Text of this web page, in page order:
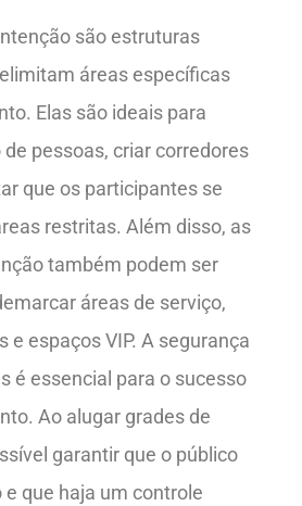
são estruturas
áreas específicas
Elas são ideais para
pessoas, criar corredores
que os participantes se
restritas. Além disso, as
também podem ser
áreas de serviço,
e espaços VIP. A segurança
é essencial para o sucesso
Ao alugar grades de
garantir que o público
que haja um controle